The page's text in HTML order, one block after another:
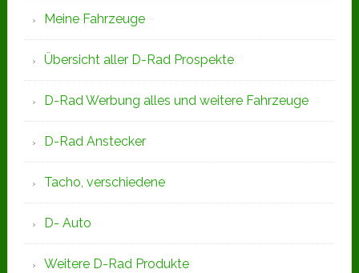
Meine Fahrzeuge
Übersicht aller D-Rad Prospekte
D-Rad Werbung alles und weitere Fahrzeuge
D-Rad Anstecker
Tacho, verschiedene
D- Auto
Weitere D-Rad Produkte